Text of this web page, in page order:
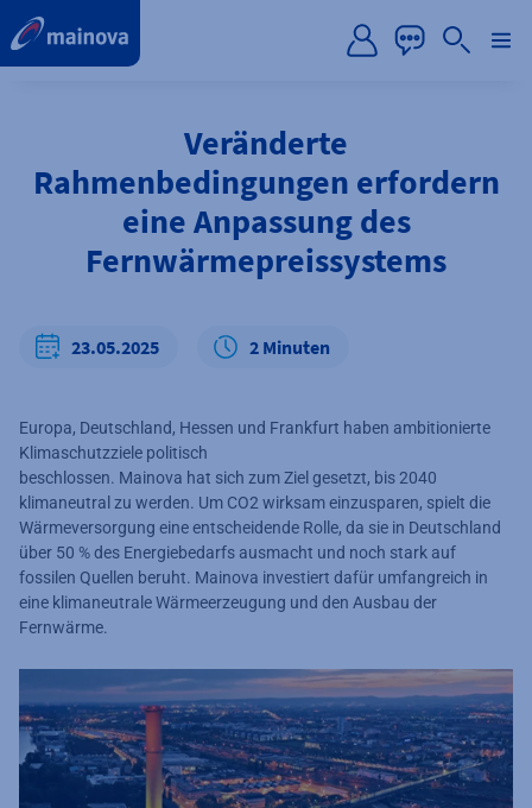
Veränderte
Rahmenbedingungen erfordern
eine Anpassung des
Fernwärmepreissystems
23.05.2025 2 Minuten
Europa, Deutschland, Hessen und Frankfurt haben ambitionierte
Klimaschutzziele politisch
beschlossen. Mainova hat sich zum Ziel gesetzt, bis 2040
klimaneutral zu werden. Um CO2 wirksam einzusparen, spielt die
Wärmeversorgung eine entscheidende Rolle, da sie in Deutschland
über 50 % des Energiebedarfs ausmacht und noch stark auf
fossilen Quellen beruht. Mainova investiert dafür umfangreich in
eine klimaneutrale Wärmeerzeugung und den Ausbau der
Fernwärme.